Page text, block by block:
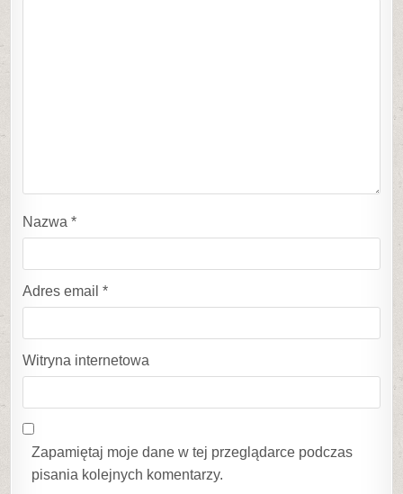
Nazwa*
Adres email*
Witryna internetowa
Zapamiętaj moje dane w tej przeglądarce podczas
pisania kolejnych komentarzy.